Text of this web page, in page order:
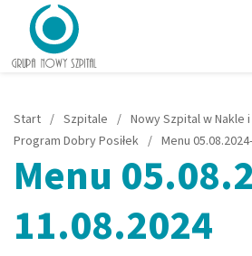
Start / Szpitale /
Program Dobry Posiłek /
Menu
11.08.2024